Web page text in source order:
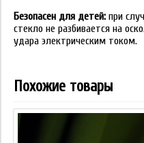
Безопасен для детей: при
стекло не разбивается на
удара электрическим током.
Похожие товары